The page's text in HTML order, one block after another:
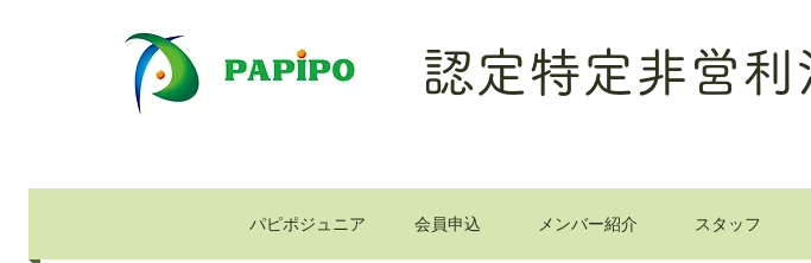
認定特定非営
パピポジュニア 会員申込 メンバー紹介 スタッフ